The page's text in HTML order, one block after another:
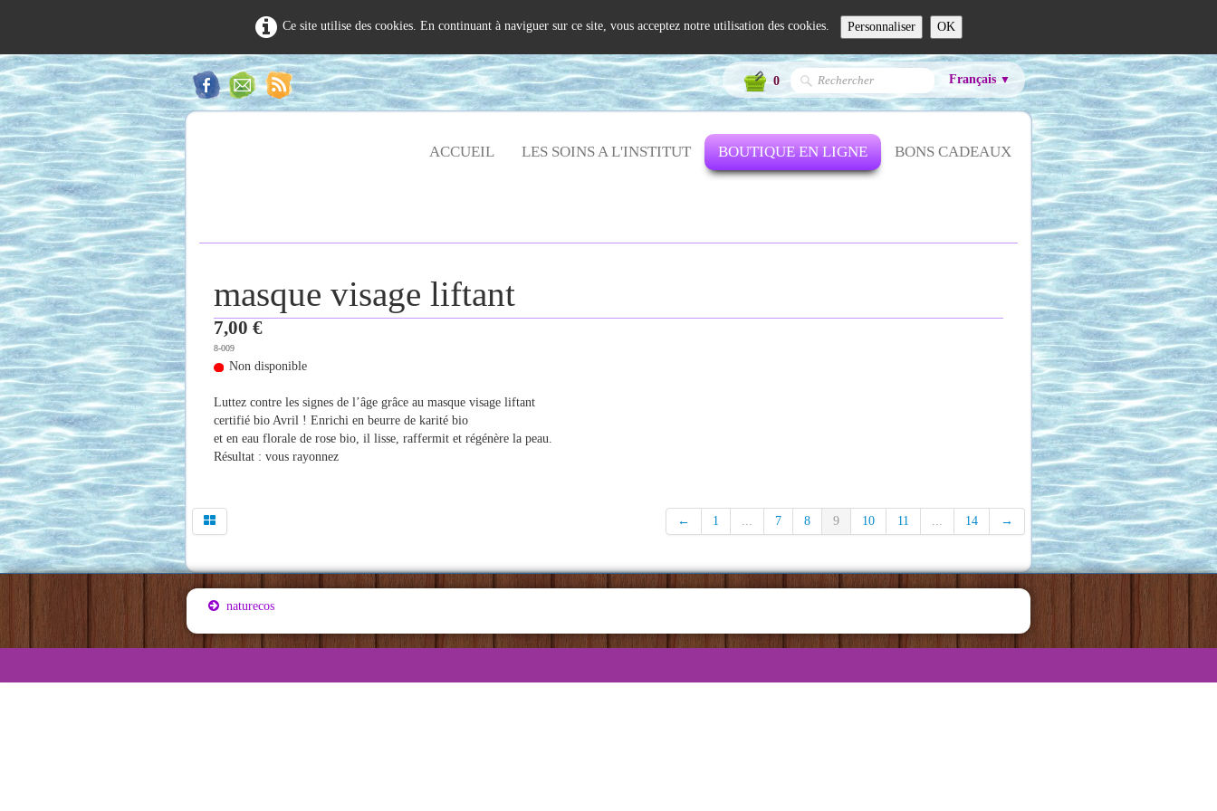
Ce site utilise des cookies. En continuant à naviguer sur ce site, vous acceptez notre utilisation des cookies. Personnaliser OK
0 Français ▼
ACCUEIL LES SOINS A L'INSTITUT BOUTIQUE EN LIGNE BONS CADEAUX
masque visage liftant
7,00 €
8-009
Non disponible
Luttez contre les signes de l’âge grâce au masque visage liftant
certifié bio Avril ! Enrichi en beurre de karité bio
et en eau florale de rose bio, il lisse, raffermit et régénère la peau.
Résultat : vous rayonnez
← 1 ... 7 8 9 10 11 ... 14 →
naturecos